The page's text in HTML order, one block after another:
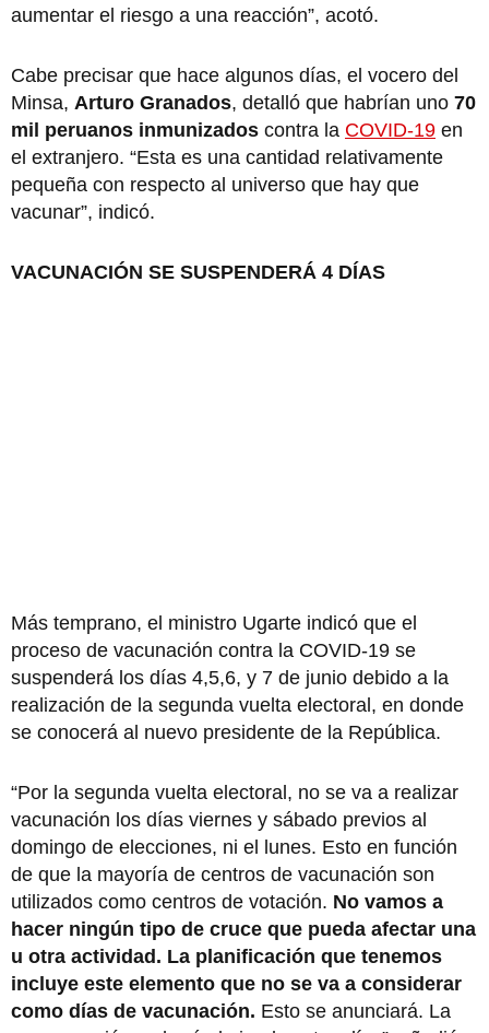
aumentar el riesgo a una reacción”, acotó.
Cabe precisar que hace algunos días, el vocero del
Minsa, Arturo Granados, detalló que habrían uno 70
mil peruanos inmunizados contra la COVID-19 en
el extranjero. “Esta es una cantidad relativamente
pequeña con respecto al universo que hay que
vacunar”, indicó.
VACUNACIÓN SE SUSPENDERÁ 4 DÍAS
Más temprano, el ministro Ugarte indicó que el
proceso de vacunación contra la COVID-19 se
suspenderá los días 4,5,6, y 7 de junio debido a la
realización de la segunda vuelta electoral, en donde
se conocerá al nuevo presidente de la República.
“Por la segunda vuelta electoral, no se va a realizar
vacunación los días viernes y sábado previos al
domingo de elecciones, ni el lunes. Esto en función
de que la mayoría de centros de vacunación son
utilizados como centros de votación. No vamos a
hacer ningún tipo de cruce que pueda afectar una
u otra actividad. La planificación que tenemos
incluye este elemento que no se va a considerar
como días de vacunación. Esto se anunciará. La